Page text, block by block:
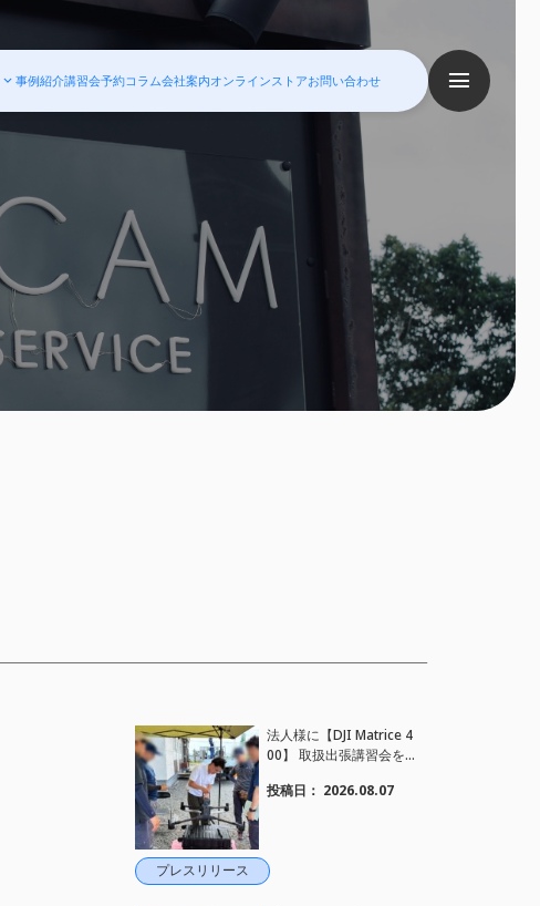
事例紹介講習会予約コラム会社案内オンラインストアお問い合わせ
プレスリリース
法人様に【DJI Matrice 4
00】 取扱出張講習会を
施しました。
投稿日： 2026.08.07